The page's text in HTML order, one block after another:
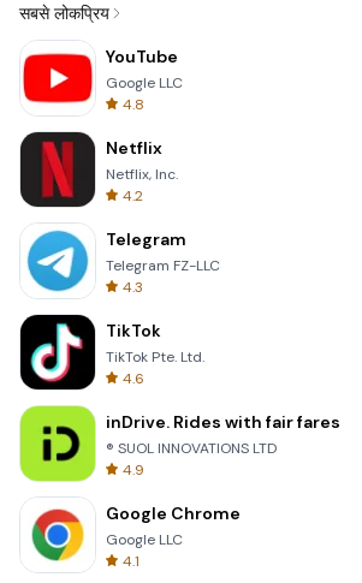
सबसे लोकप्रिय
YouTube
Google LLC
4.8
Netflix
Netflix, Inc.
4.2
Telegram
Telegram FZ-LLC
4.3
TikTok
TikTok Pte. Ltd.
4.6
inDrive. Rides with fair fares
® SUOL INNOVATIONS LTD
4.9
Google Chrome
Google LLC
4.1